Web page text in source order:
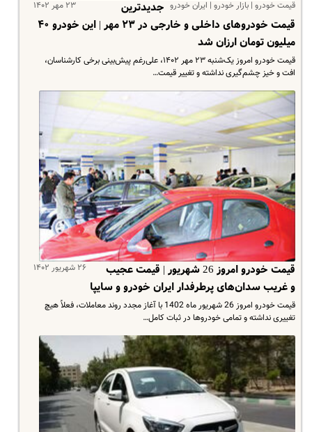
قیمت خودرو | بازار خودرو | ایران خودرو ۲۳ مهر ۱۴۰۲
جدیدترین
قیمت خودروهای داخلی و خارجی در ۲۳ مهر | این خودرو ۴۰
میلیون تومان ارزان شد
قیمت خودرو امروز یک‌شنبه ۲۳ مهر ۱۴۰۲، علی‌رغم پیش‌بینی‌ برخی کارشناسان،
افت و خیز چشم‌گیری نداشته و تغییر قیمت…
۲۶ شهریور ۱۴۰۲
قیمت خودرو امروز 26 شهریور | قیمت عجیب
و غریب سدان‌های پرطرفدار ایران خودرو و سایپا
قیمت خودرو امروز 26 شهریور ماه 1402 با آغاز مجدد روند معاملات، فعلاً هیچ
تغییری نداشته و تمامی خودروها در ثبات کامل…